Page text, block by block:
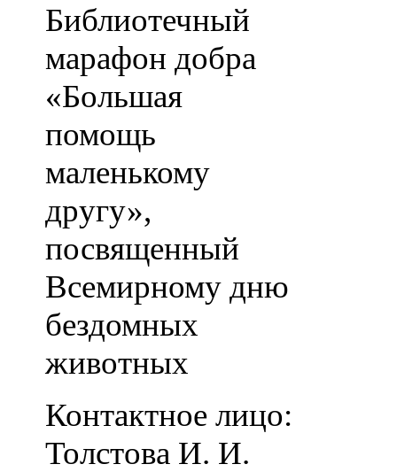
Библиотечный
марафон добра
«Большая
помощь
маленькому
другу»,
посвященный
Всемирному дню
бездомных
животных
Контактное лицо:
Толстова И. И.